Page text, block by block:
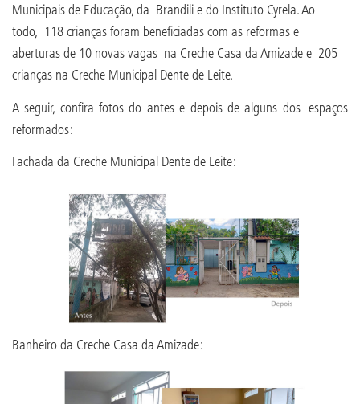
Municipais de Educação, da Brandili e do Instituto Cyrela. Ao
todo, 118 crianças foram beneficiadas com as reformas e
aberturas de 10 novas vagas na Creche Casa da Amizade e 205
crianças na Creche Municipal Dente de Leite.
A seguir, confira fotos do antes e depois de alguns dos espaços
reformados:
Fachada da Creche Municipal Dente de Leite:
Banheiro da Creche Casa da Amizade: